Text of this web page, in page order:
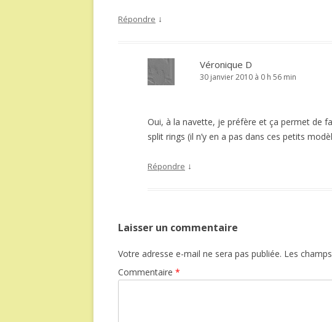
Répondre ↓
Véronique D
30 janvier 2010 à 0 h 56 min
Oui, à la navette, je préfère et ça permet de
split rings (il n’y en a pas dans ces petits
Répondre ↓
Laisser un commentaire
Votre adresse e-mail ne sera pas publiée. Les
Commentaire *